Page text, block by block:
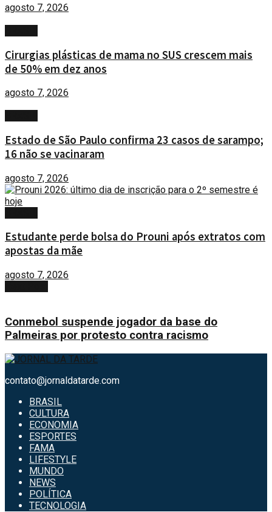
agosto 7, 2026
Cirurgias plásticas de mama no SUS crescem mais
de 50% em dez anos
agosto 7, 2026
Estado de São Paulo confirma 23 casos de sarampo;
16 não se vacinaram
agosto 7, 2026
Estudante perde bolsa do Prouni após extratos com
apostas da mãe
agosto 7, 2026
Conmebol suspende jogador da base do
Palmeiras por protesto contra racismo
contato@jornaldatarde.com
BRASIL
CULTURA
ECONOMIA
ESPORTES
FAMA
LIFESTYLE
MUNDO
NEWS
POLÍTICA
TECNOLOGIA